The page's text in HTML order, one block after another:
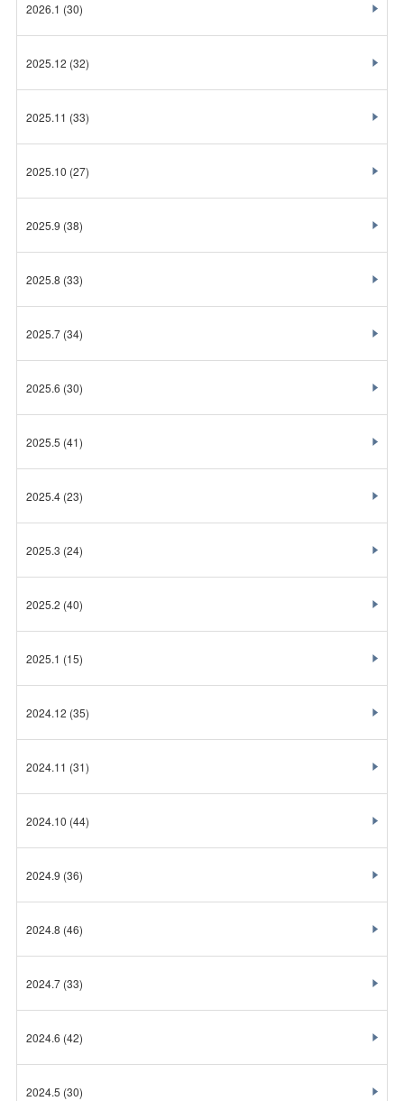
2026.1 (30)
2025.12 (32)
2025.11 (33)
2025.10 (27)
2025.9 (38)
2025.8 (33)
2025.7(34)
2025.6 (30)
2025.5 (41)
2025.4(23)
2025.3 (24)
2025.2 (40)
2025.1 (15)
2024.12 (35)
2024.11 (31)
2024.10 (44)
2024.9 (36)
2024.8 (46)
2024.7(33)
2024.6 (42)
2024.5 (30)